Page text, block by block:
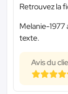
Retrouvez la
Melanie-1977
texte.
Avis du